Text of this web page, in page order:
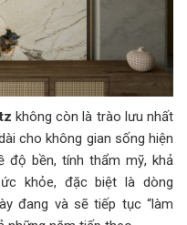
không còn là trào lưu nhất
cho không gian sống hiện
độ bền, tính thẩm mỹ, khả
khỏe, đặc biệt là dòng
đang và sẽ tiếp tục “làm